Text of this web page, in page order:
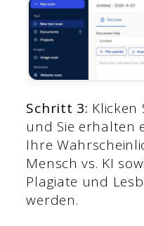
Schritt 3: Klicken
und Sie erhalten
Ihre
Mensch vs. KI
Plagiate und
werden.